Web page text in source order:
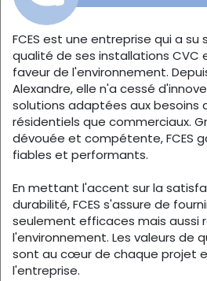
FCES est une entreprise qui a
qualité de ses installations
faveur de l'environnement.
Alexandre, elle n'a cessé
solutions adaptées aux besoins
résidentiels que commerciaux.
dévouée et compétente, FCES
fiables et performants.
En mettant l'accent sur la
durabilité, FCES s'assure de
seulement efficaces mais aussi
l'environnement. Les valeurs de
sont au cœur de chaque projet
l'entreprise.